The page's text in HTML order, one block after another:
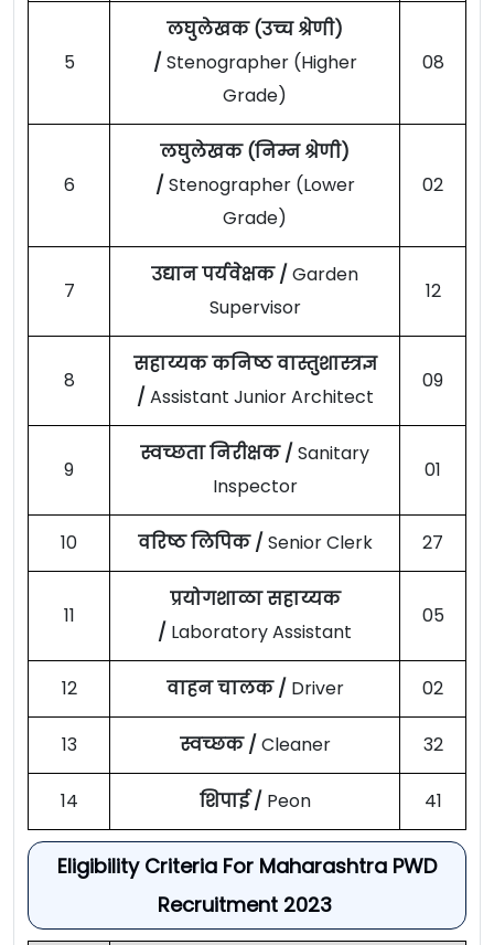
5
लघुलेखक (उच्च श्रेणी)
/ Stenographer (Higher
Grade)
08
6
लघुलेखक (निम्न श्रेणी)
/ Stenographer (Lower
Grade)
02
7
उद्यान पर्यवेक्षक / Garden
Supervisor
12
8
सहाय्यक कनिष्ठ वास्तुशास्त्रज्ञ
/ Assistant Junior Architect
09
9
स्वच्छता निरीक्षक / Sanitary
Inspector
01
10 वरिष्ठ लिपिक / Senior Clerk 27
11
प्रयोगशाळा सहाय्यक
/ Laboratory Assistant
05
12 वाहन चालक / Driver 02
13 स्वच्छक / Cleaner 32
14 शिपाई / Peon 41
Eligibility Criteria For Maharashtra PWD
Recruitment 2023